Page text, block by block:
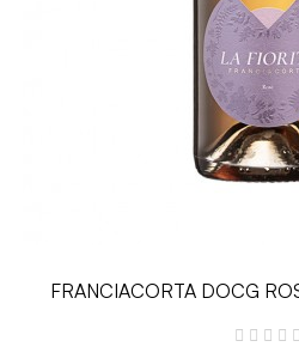
FRANCIACORTA DOCG